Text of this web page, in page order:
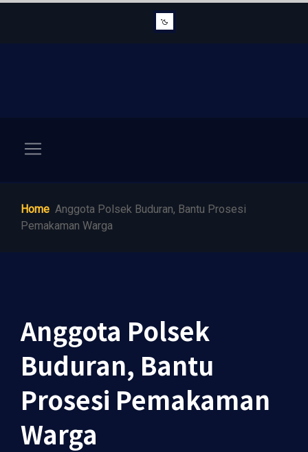
Home Anggota Polsek Buduran, Bantu Prosesi
Pemakaman Warga
Anggota Polsek
Buduran, Bantu
Prosesi Pemakaman
Warga